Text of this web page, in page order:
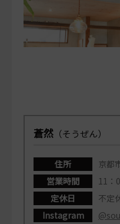
蒼然 （そうぜん）
住所
京都
営業時間
11：
定休日
不定
Instagram